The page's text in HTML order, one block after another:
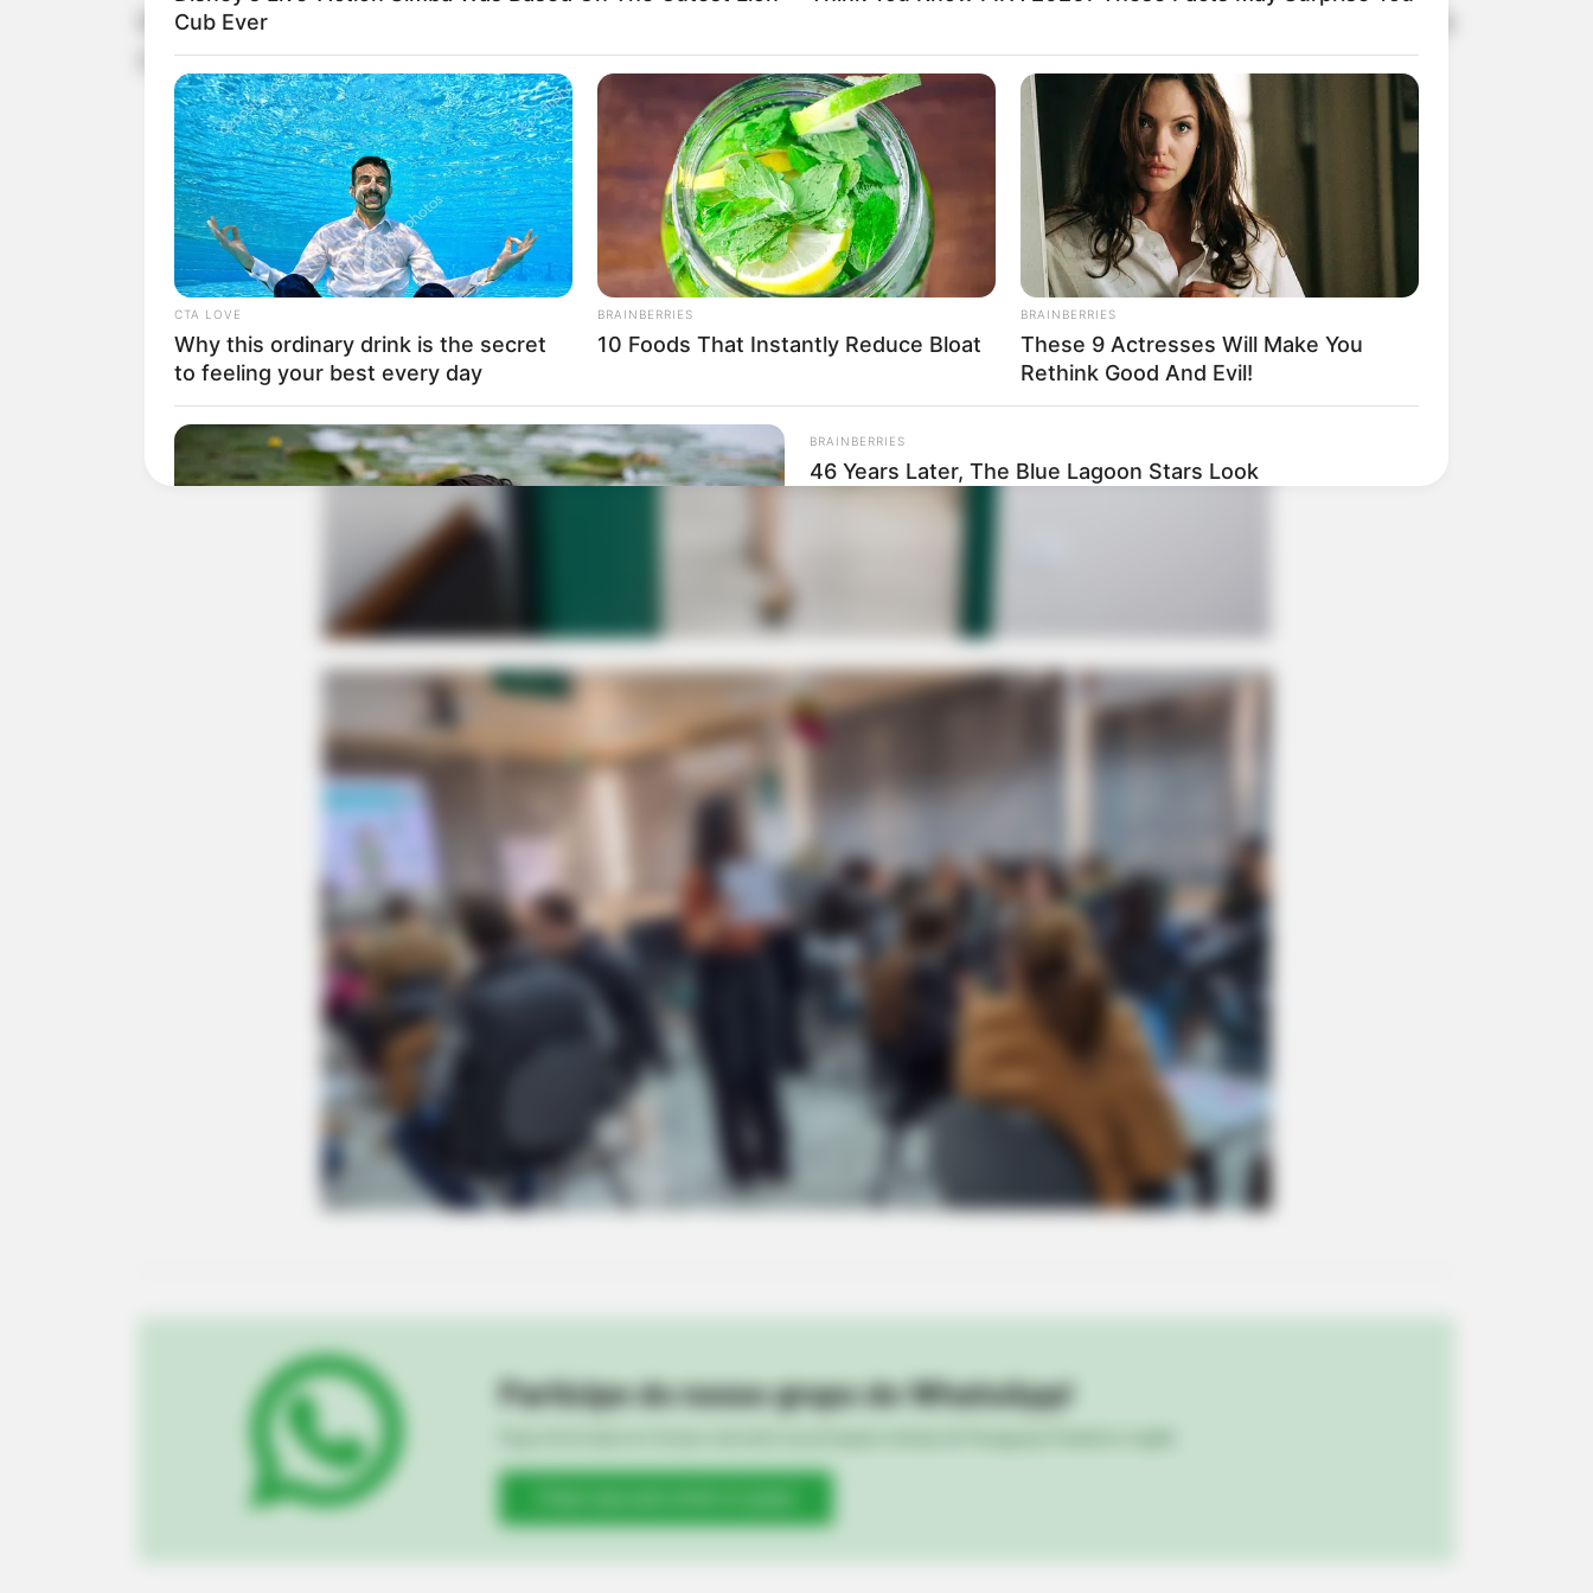
Mais do que uma ação preventiva, a SIPAT reforça o compromisso da Unimed Assis com a promoção de um ambiente de
trabalho seguro, saudável e acolhedor para todos os colaboradores.
Participe do nosso grupo do WhatsApp!
Cub Ever
CTA LOVE
Why this ordinary drink is the secret
to feeling your best every day
BRAINBERRIES
10 Foods That Instantly Reduce Bloat
BRAINBERRIES
These 9 Actresses Will Make You
Rethink Good And Evil!
Why this ordinary drink is the secret to feeling your best
BRAINBERRIES
46 Years Later, The Blue Lagoon Stars Look
Unrecognizable
Are You The Same Alone And With
And They Did Show This In Bohemian
Rapsody!
I Bet You Didn't Know It Was Really
Happening?